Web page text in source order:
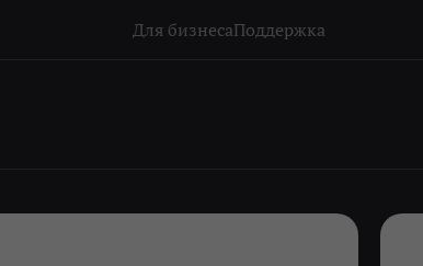
Для бизнесаПоддержка